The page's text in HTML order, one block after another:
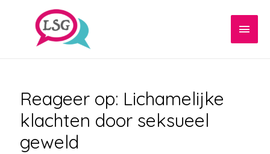
Reageer op: Lichamelijke
klachten door seksueel
geweld